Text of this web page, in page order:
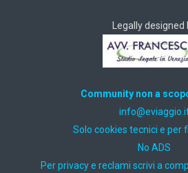
Legally designed
Community non a
Solo cookies tecnici e per
No ADS
Per privacy e reclami scrivi a